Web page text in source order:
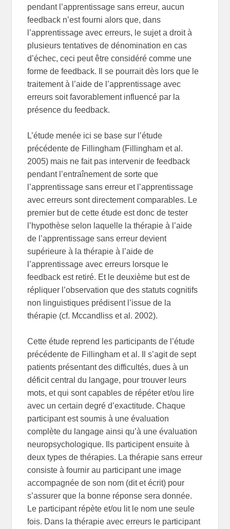
pendant l’apprentissage sans erreur, aucun
feedback n’est fourni alors que, dans
l’apprentissage avec erreurs, le sujet a droit à
plusieurs tentatives de dénomination en cas
d’échec, ceci peut être considéré comme une
forme de feedback. Il se pourrait dès lors que le
traitement à l’aide de l’apprentissage avec
erreurs soit favorablement influencé par la
présence du feedback.
L’étude menée ici se base sur l’étude
précédente de Fillingham (Fillingham et al.
2005) mais ne fait pas intervenir de feedback
pendant l’entraînement de sorte que
l’apprentissage sans erreur et l’apprentissage
avec erreurs sont directement comparables. Le
premier but de cette étude est donc de tester
l’hypothèse selon laquelle la thérapie à l’aide
de l’apprentissage sans erreur devient
supérieure à la thérapie à l’aide de
l’apprentissage avec erreurs lorsque le
feedback est retiré. Et le deuxième but est de
répliquer l’observation que des statuts cognitifs
non linguistiques prédisent l’issue de la
thérapie (cf. Mccandliss et al. 2002).
Cette étude reprend les participants de l’étude
précédente de Fillingham et al. Il s’agit de sept
patients présentant des difficultés, dues à un
déficit central du langage, pour trouver leurs
mots, et qui sont capables de répéter et/ou lire
avec un certain degré d’exactitude. Chaque
participant est soumis à une évaluation
complète du langage ainsi qu’à une évaluation
neuropsychologique. Ils participent ensuite à
deux types de thérapies. La thérapie sans erreur
consiste à fournir au participant une image
accompagnée de son nom (dit et écrit) pour
s’assurer que la bonne réponse sera donnée.
Le participant répète et/ou lit le nom une seule
fois. Dans la thérapie avec erreurs le participant